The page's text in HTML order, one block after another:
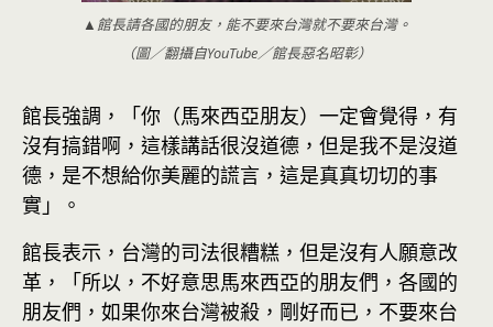
▲館長請各國的朋友，能不要來台灣就不要來台灣。
（圖／翻攝自YouTube／館長惡名昭彰）
館長強調，「你（馬來西亞朋友）一定會覺得，有
沒有搞錯啊，這樣講話很沒道德，但是我不是沒道
德，是不想給你美麗的謊言，這是真真切切的事
實」。
館長表示，台灣的司法很糟糕，但是沒有人願意改
革，「所以，不好意思馬來西亞的朋友們，各國的
朋友們，如果你來台灣被殺，剛好而已，不要來台